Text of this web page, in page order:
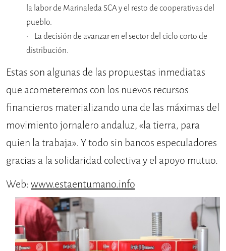
la labor de Marinaleda SCA y el resto de cooperativas del
pueblo.
La decisión de avanzar en el sector del ciclo corto de
distribución.
Estas son algunas de las propuestas inmediatas
que acometeremos con los nuevos recursos
financieros materializando una de las máximas del
movimiento jornalero andaluz, «la tierra, para
quien la trabaja». Y todo sin bancos especuladores
gracias a la solidaridad colectiva y el apoyo mutuo.
Web: www.estaentumano.info